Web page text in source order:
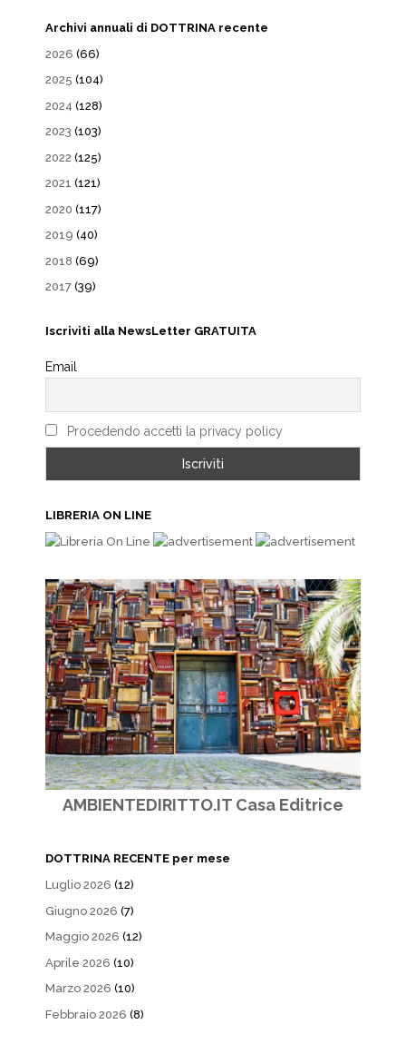
Archivi annuali di DOTTRINA recente
2026 (66)
2025 (104)
2024 (128)
2023 (103)
2022 (125)
2021 (121)
2020 (117)
2019 (40)
2018 (69)
2017 (39)
Iscriviti alla NewsLetter GRATUITA
Email
Procedendo accetti la privacy policy
LIBRERIA ON LINE
AMBIENTEDIRITTO.IT Casa Editrice
DOTTRINA RECENTE per mese
Luglio 2026 (12)
Giugno 2026 (7)
Maggio 2026 (12)
Aprile 2026 (10)
Marzo 2026 (10)
Febbraio 2026 (8)